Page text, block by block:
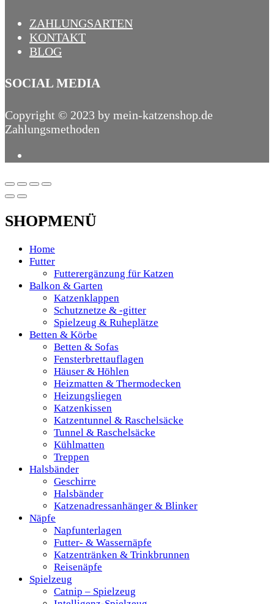
ZAHLUNGSARTEN
KONTAKT
BLOG
SOCIAL MEDIA
Copyright © 2023 by mein-katzenshop.de
Zahlungsmethoden
SHOPMENÜ
Home
Futter
Futterergänzung für Katzen
Balkon & Garten
Katzenklappen
Schutznetze & -gitter
Spielzeug & Ruheplätze
Betten & Körbe
Betten & Sofas
Fensterbrettauflagen
Häuser & Höhlen
Heizmatten & Thermodecken
Heizungsliegen
Katzenkissen
Katzentunnel & Raschelsäcke
Tunnel & Raschelsäcke
Kühlmatten
Treppen
Halsbänder
Geschirre
Halsbänder
Katzenadressanhänger & Blinker
Näpfe
Napfunterlagen
Futter- & Wassernäpfe
Katzentränken & Trinkbrunnen
Reisenäpfe
Spielzeug
Catnip – Spielzeug